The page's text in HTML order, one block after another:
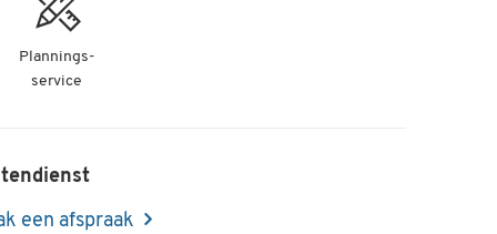
Plannings-
service
een afspraak